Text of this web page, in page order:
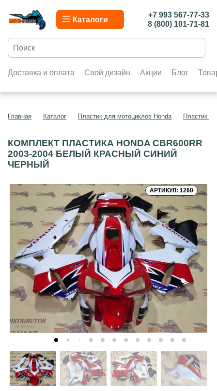
Каталоги
+7 993 567-77-33
8 (800) 101-71-81
Доставка и оплата Свой дизайн Акции Блог
Главная Каталог Пластик для мотоциклов Honda Пластик
КОМПЛЕКТ ПЛАСТИКА HONDA CBR600RR
2003-2004 БЕЛЫЙ КРАСНЫЙ СИНИЙ
ЧЕРНЫЙ
АРТИКУЛ: 1260